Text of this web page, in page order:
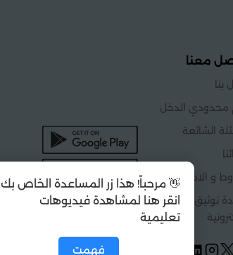
👋 مرحباً! هذا زر المساعدة الخاص بك
انقر هنا لمشاهدة فيديوهات
تعليمية
فهمت
معنا
بنا
محدودي الدخل
الشائعة
و الاحكام
توثيق التجارة